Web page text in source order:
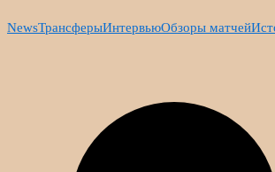
NewsТрансферыИнтервьюОбзоры матчей